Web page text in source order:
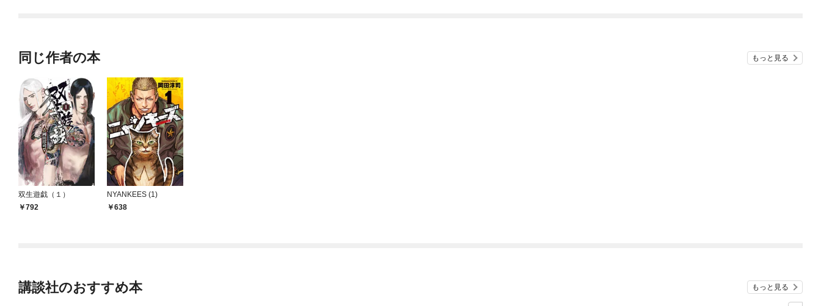
同じ作者の本 もっと見る
双生遊戯（１）
792
NYANKEES (1)
638
講談社のおすすめ本 もっと見る